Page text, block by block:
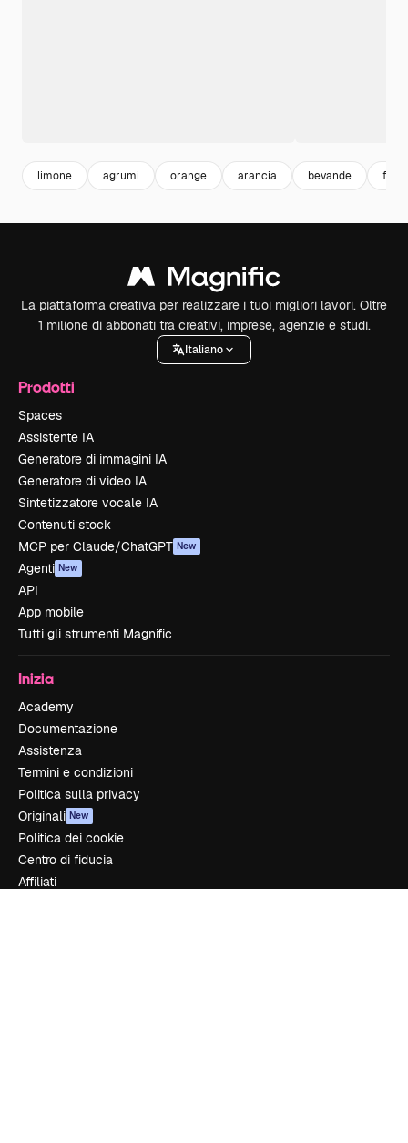
limone agrumi orange arancia bevande
La piattaforma creativa per realizzare i tuoi migliori lavori. Oltre
1 milione di abbonati tra creativi, imprese, agenzie e studi.
Italiano
Prodotti
Spaces
Assistente IA
Generatore di immagini IA
Generatore di video IA
Sintetizzatore vocale IA
Contenuti stock
MCP per Claude/ChatGPT New
Agenti New
API
App mobile
Tutti gli strumenti Magnific
Inizia
Academy
Documentazione
Assistenza
Termini e condizioni
Politica sulla privacy
Originali New
Politica dei cookie
Centro di fiducia
Affiliati